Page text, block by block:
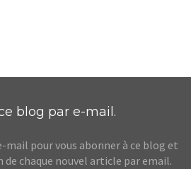
blog par e-mail.
mail pour vous abonner à ce blog et
chaque nouvel article par email.